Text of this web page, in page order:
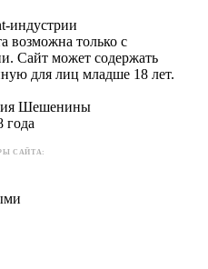
индустрии
возможна только с
Сайт может содержать
для лиц младше 18 лет.
Шешенины
года
САЙТА: